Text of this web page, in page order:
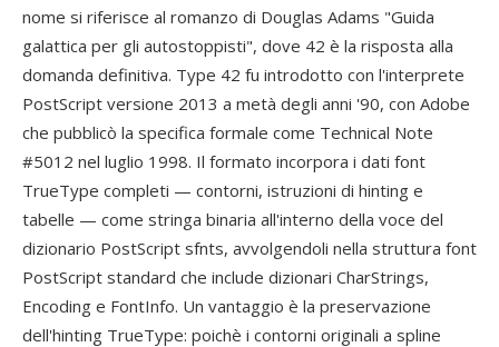
nome si riferisce al romanzo di Douglas Adams "Guida
galattica per gli autostoppisti", dove 42 è la risposta alla
domanda definitiva. Type 42 fu introdotto con l'interprete
PostScript versione 2013 a metà degli anni '90, con Adobe
che pubblicò la specifica formale come Technical Note
#5012 nel luglio 1998. Il formato incorpora i dati font
TrueType completi — contorni, istruzioni di hinting e
tabelle — come stringa binaria all'interno della voce del
dizionario PostScript sfnts, avvolgendoli nella struttura font
PostScript standard che include dizionari CharStrings,
Encoding e FontInfo. Un vantaggio è la preservazione
dell'hinting TrueType: poichè i contorni originali a spline